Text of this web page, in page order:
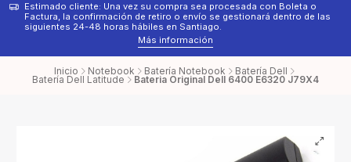
Estimado cliente: Una vez su compra sea procesada con Boleta o
Factura, la confirmación de retiro o envío se gestionará dentro de las
siguientes 24-48 horas hábiles en Santiago.
Más información
Inicio Notebook Batería Notebook Batería Dell
Batería Dell Latitude Bateria Original Dell 6400 E6320 J79X4